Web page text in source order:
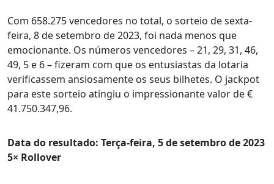
Com 658.275 vencedores no total, o sorteio de sexta-
feira, 8 de setembro de 2023, foi nada menos que
emocionante. Os números vencedores – 21, 29, 31, 46,
49, 5 e 6 – fizeram com que os entusiastas da lotaria
verificassem ansiosamente os seus bilhetes. O jackpot
para este sorteio atingiu o impressionante valor de €
41.750.347,96.
Data do resultado: Terça-feira, 5 de setembro de 2023
5× Rollover